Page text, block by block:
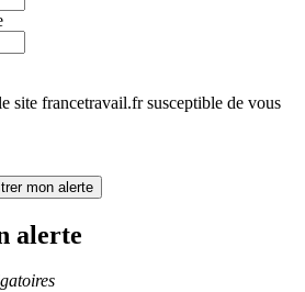
site francetravail.fr susceptible de vous
mon alerte
alerte